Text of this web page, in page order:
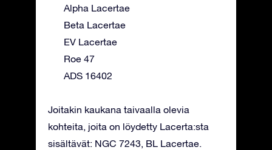
Alpha Lacertae
Beta Lacertae
EV Lacertae
Roe 47
ADS 16402
Joitakin kaukana taivaalla olevia
kohteita, joita on löydetty Lacerta:sta
sisältävät: NGC 7243, BL Lacertae.